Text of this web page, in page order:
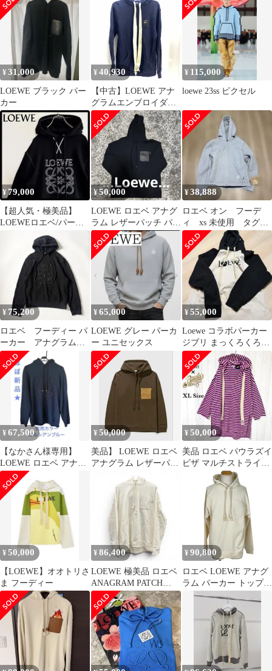
長袖
トン パーカー メンズ
Used B
ゴワッペン ハーフジッ
プ フリースパーカー ブ
ラック ブラウン ピンク
M 正規品
¥31,000
LOEWE ブラック パー
カー
¥ 40,930
【中古】LOEWE アナ
グラムエンブロイダリ
ープルオーバーパーカ
ー XS
H526341XA0/NVY[92]
¥ 115,000
loewe 23ss ピクセル
¥79,000
【超人気・極美品】
LOEWEロエベ/パーカ
ー/刺繍アナグラム/ブラ
¥50,000
LOEWE ロエベ アナグ
ラム レザーパッチ パー
カー ブラック L ブラッ
ク
¥38,888
ロエベ オン フーデ
ィ xs 未使用 タグ付
き
¥ 75,200
ロエベ フーディー パ
ーカー アナグラム
コットン100% ブラッ
ク Mサイズ
¥65,000
LOEWE グレー パーカ
ー ユニセックス
¥55,000
Loewe コラボパーカー
ジブリ まっくろくろす
け
¥67,500
【なかさん様専用】
LOEWE ロエベ アナグ
ラム刺繍 パーカー プル
シアンブルー
¥50,000
美品】 LOEWE ロエベ
アナグラム レザーパッ
チパーカー メンズ パー
¥50,000
美品 ロエベ パウラズイ
ビザ マルチストライプ
フーディ パーカー コラ
¥50,000
【LOEWE】オオトリさ
ま フーディー
¥ 86,400
LOEWE 極美品 ロエベ
ANAGRAM PATCH
POCKET HOODIE アナ
グラム パッチ ポケット
フーディ #M
H526Y25X23 パーカー
コットン レザー アイボ
リー Aランク 中古 鑑定
済 ロエベパーカー
¥ 90,800
ロエベ LOEWE アナグ
ラム パーカー トップス
プルオーバー オフホワ
イト メンズ 【中古】